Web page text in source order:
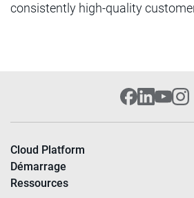
consistently high-quality
Cloud Platform
Démarrage
Ressources